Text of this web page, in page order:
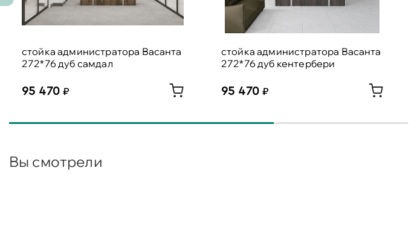
стойка администратора Васанта
272*76 дуб самдал
95 470
стойка администратора Васанта
272*76 дуб кентербери
95 470
Вы смотрели